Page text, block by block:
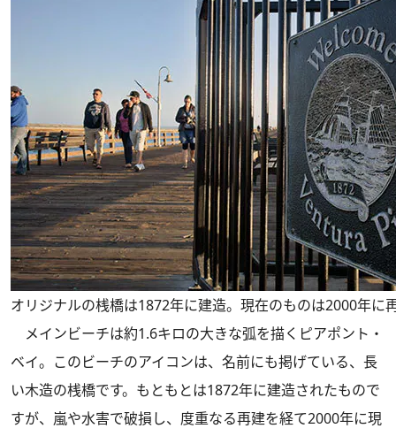
オリジナルの桟橋は1872年に建造。現在のものは2000年に
メインビーチは約1.6キロの大きな弧を描くピアポント・
ベイ。このビーチのアイコンは、名前にも掲げている、長
い木造の桟橋です。もともとは1872年に建造されたもので
すが、嵐や水害で破損し、度重なる再建を経て2000年に現